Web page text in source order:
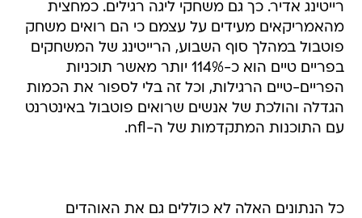
רייטינג אדיר. כך גם משחקי ליגה רגילים. כמחצית
מהאמריקאים מעידים על עצמם כי הם רואים משחק
פוטבול במהלך סוף השבוע, הרייטינג של המשחקים
בפריים טיים הוא כ-114% יותר מאשר תוכניות
הפריים-טיים הרגילות, וכל זה בלי לספור את הכמות
הגדלה והולכת של אנשים שרואים פוטבול באינטרנט
עם התוכנות המתקדמות של ה-nfl.
כל הנתונים האלה לא כוללים גם את האוהדים